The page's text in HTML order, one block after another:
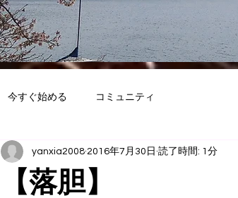
今すぐ始める コミュニティ
【落胆】
yanxia2008 2016年7月30日 読了時間: 1分